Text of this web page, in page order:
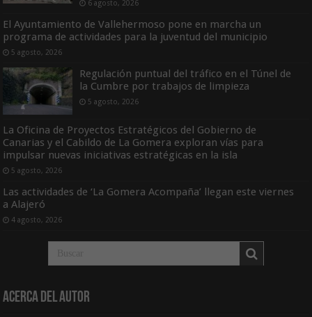
6 agosto, 2026
El Ayuntamiento de Vallehermoso pone en marcha un
programa de actividades para la juventud del municipio
5 agosto, 2026
Regulación puntual del tráfico en el Túnel de
la Cumbre por trabajos de limpieza
5 agosto, 2026
La Oficina de Proyectos Estratégicos del Gobierno de
Canarias y el Cabildo de La Gomera exploran vías para
impulsar nuevas iniciativas estratégicas en la isla
5 agosto, 2026
Las actividades de ‘La Gomera Acompaña’ llegan este viernes
a Alajeró
4 agosto, 2026
Acerca del Autor